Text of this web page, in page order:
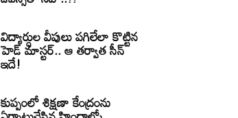
విద్యార్ధుల వీపులు పగిలేలా కొట్టిన
హెడ్ మాస్టర్.. ఆ తర్వాత సీన్‌
ఇదే!
కుప్పంలో శిక్షణా కేంద్రంను